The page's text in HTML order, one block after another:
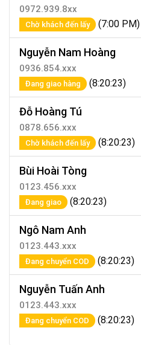
0972.939.8xx
Chờ khách đến lấy (7:00 PM)
Nguyễn Nam Hoàng
0936.854.xxx
Đang giao hàng (8:20:23)
Đỗ Hoàng Tú
0878.656.xxx
Chờ khách đến lấy (8:20:23)
Bùi Hoài Tòng
0123.456.xxx
Đang giao (8:20:23)
Ngô Nam Anh
0123.443.xxx
Đang chuyển COD (8:20:23)
Nguyễn Tuấn Anh
0123.443.xxx
Đang chuyển COD (8:20:23)